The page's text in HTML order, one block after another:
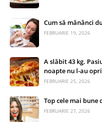
Cum să mănânci
FEBRUARIE 19, 2026
A slăbit 43 kg.
noapte nu l-au
FEBRUARIE 25, 2026
Top cele mai bune
FEBRUARIE 27, 2026